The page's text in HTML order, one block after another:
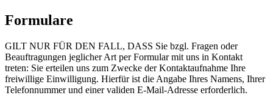
Formulare
GILT NUR FÜR DEN FALL, DASS Sie bzgl. Fragen oder
Beauftragungen jeglicher Art per Formular mit uns in Kontakt
treten: Sie erteilen uns zum Zwecke der Kontaktaufnahme Ihre
freiwillige Einwilligung. Hierfür ist die Angabe Ihres Namens, Ihrer
Telefonnummer und einer validen E-Mail-Adresse erforderlich.